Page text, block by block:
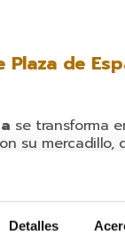
Detalles
de
se transforma
su mercadillo,
y una
novedad es
un toque
horarios de la